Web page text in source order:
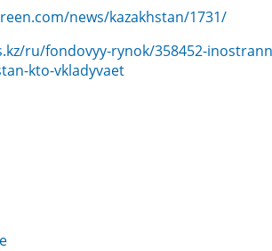
news/kazakhstan/1731/
ru/fondovyy-rynok/358452-
kto-vkladyvaet